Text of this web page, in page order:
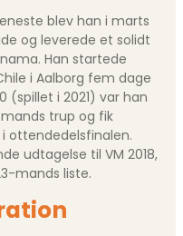
blev han i marts
og leverede et solidt
Han startede
i Aalborg fem dage
(spillet i 2021) var han
trup og fik
ottendedelsfinalen.
udtagelse til VM 2018,
mands liste.